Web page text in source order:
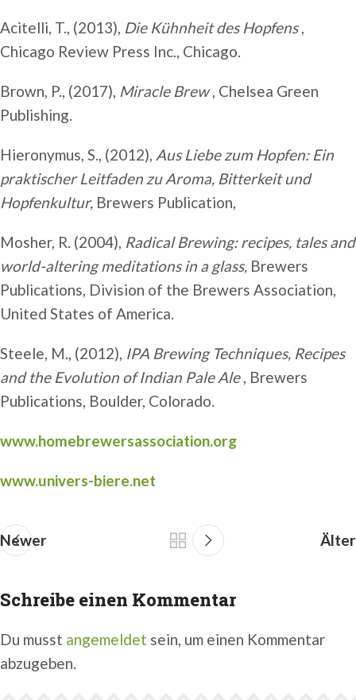
Acitelli, T., (2013), Die Kühnheit des Hopfens,
Chicago Review Press Inc., Chicago.
Brown, P., (2017), Miracle Brew, Chelsea Green
Publishing.
Hieronymus, S., (2012), Aus Liebe zum Hopfen: Ein
praktischer Leitfaden zu Aroma, Bitterkeit und
Hopfenkultur, Brewers Publication,
Mosher, R. (2004), Radical Brewing: recipes, tales and
world-altering meditations in a glass, Brewers
Publications, Division of the Brewers Association,
United States of America.
Steele, M., (2012), IPA Brewing Techniques, Recipes
and the Evolution of Indian Pale Ale, Brewers
Publications, Boulder, Colorado.
www.homebrewersassociation.org
www.univers-biere.net
Newer Älter
Schreibe einen Kommentar
Du musst angemeldet sein, um einen Kommentar
abzugeben.